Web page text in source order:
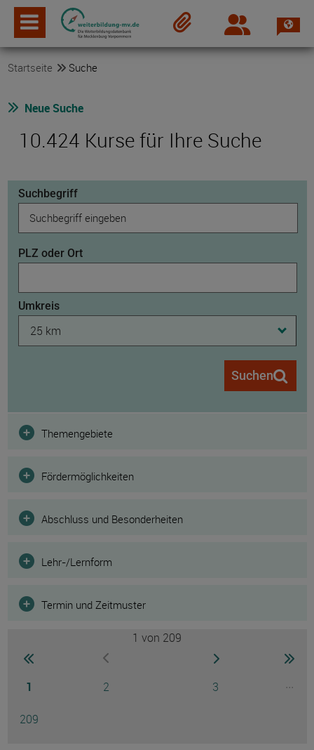
Login
Startseite Suche
Neue Suche
10.424 Kurse für Ihre Suche
Suchbegriff
PLZ oder Ort
Umkreis
25 km
Suchen
Filter
Themengebiete
Fördermöglichkeiten
Abschluss und Besonderheiten
Lehr-/Lernform
Termin und Zeitmuster
zur ersten Seite wechselnzur vorherigen Seite wechseln
Seite
1 Seite
2 Seite
3
...
Seite
209
Seite
1 von 209
zur nächsten Seite
zur